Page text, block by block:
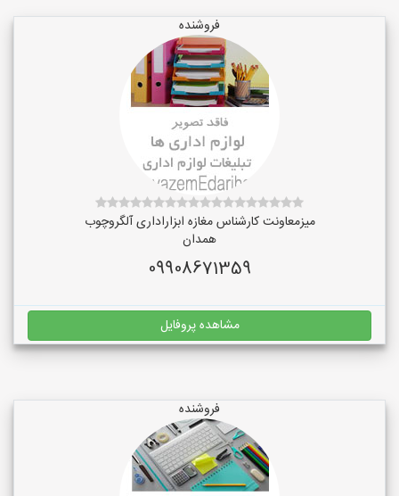
فروشنده
میزمعاونت کارشناس مغازه ابزاراداری آلگروچوب
همدان
09908671359
مشاهده پروفایل
فروشنده